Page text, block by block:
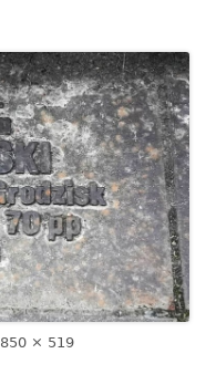
Pełny
850 × 519